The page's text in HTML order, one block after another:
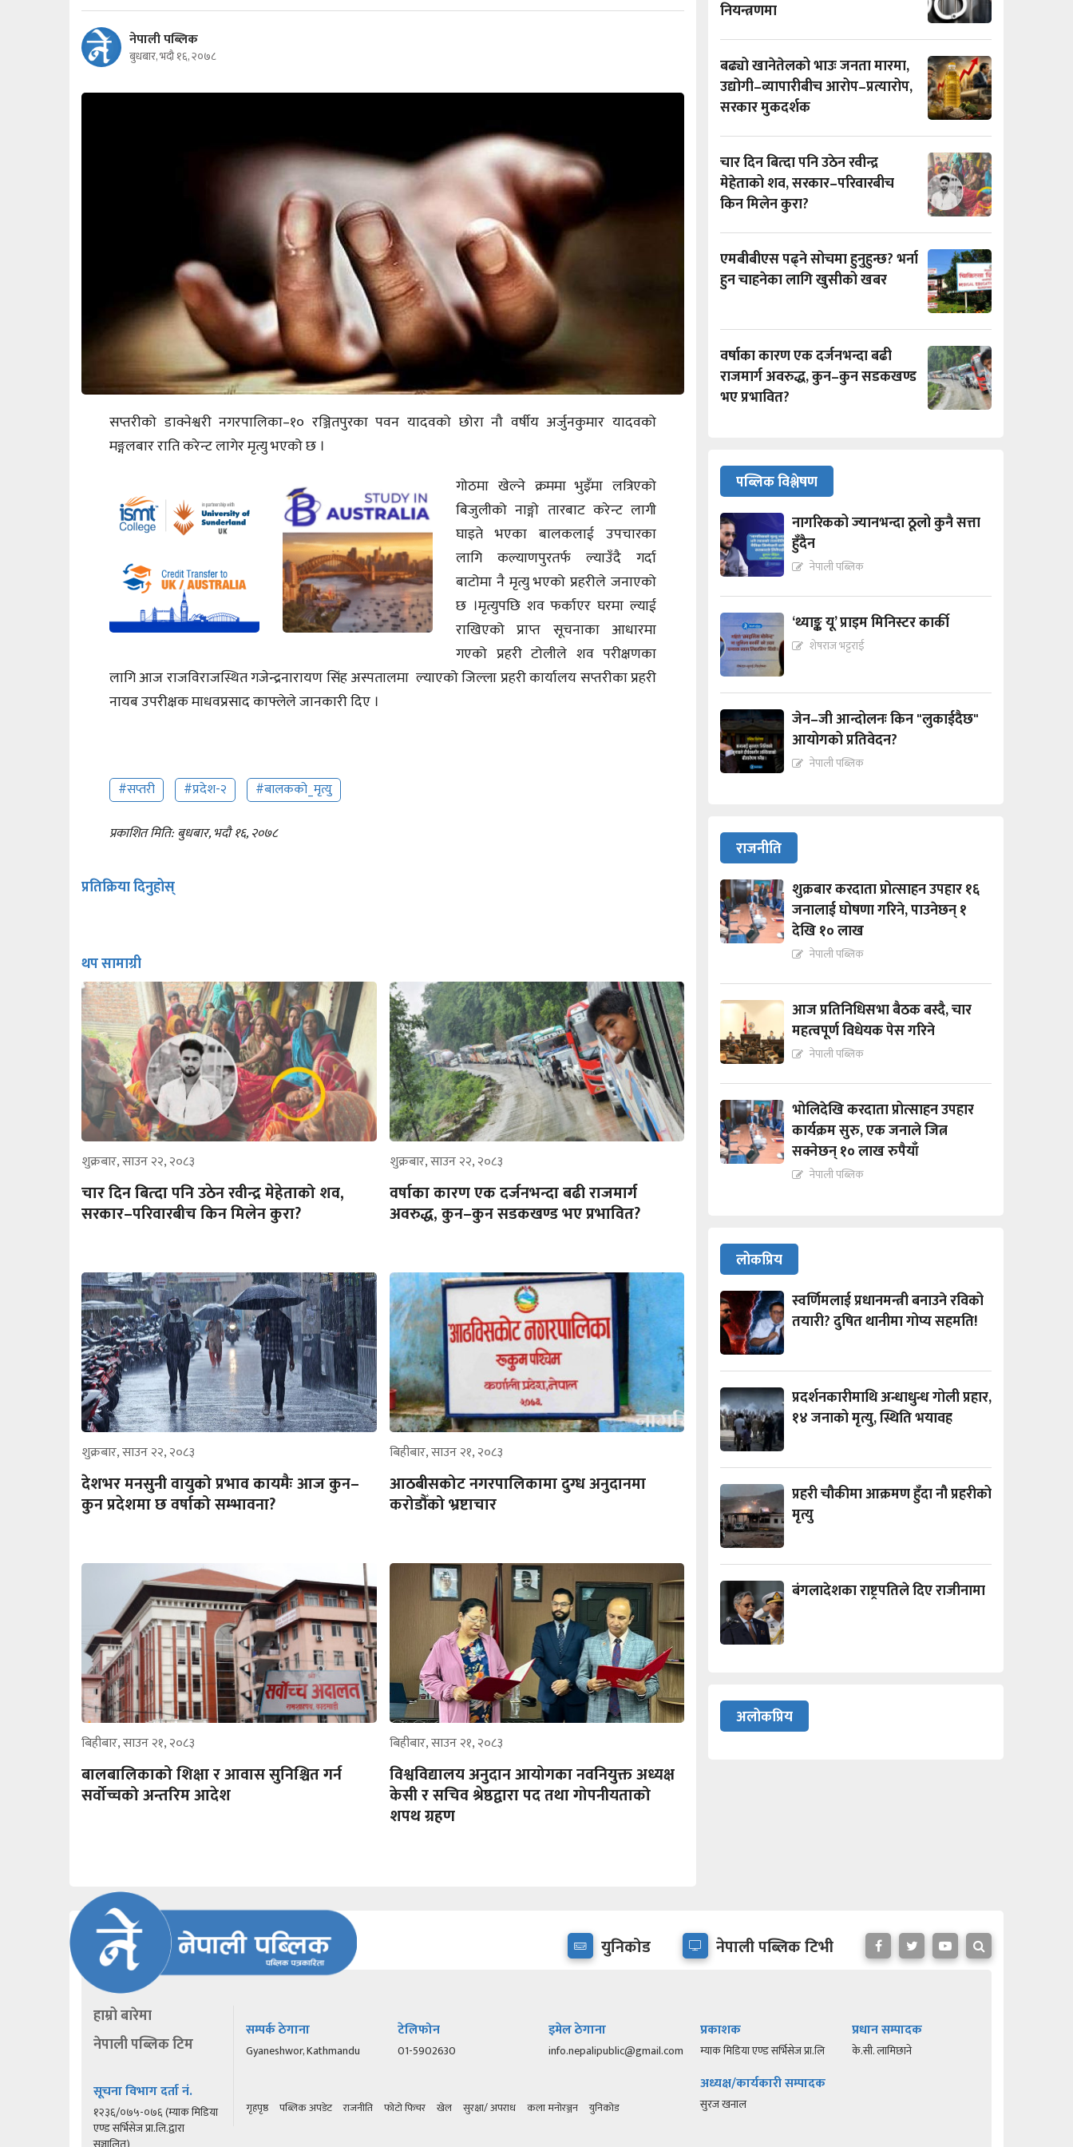
नेपाली पब्लिक
बुधबार, भदौ १६, २०७८
सप्तरीको डाक्नेश्वरी नगरपालिका–१० रञ्जितपुरका पवन यादवको छोरा नौ वर्षीय अर्जुनकुमार यादवको
मङ्गलबार राति करेन्ट लागेर मृत्यु भएको छ ।
गोठमा खेल्ने क्रममा भुइँमा लत्रिएको
बिजुलीको नाङ्गो तारबाट करेन्ट लागी
घाइते भएका बालकलाई उपचारका
लागि कल्याणपुरतर्फ ल्याउँदै गर्दा
बाटोमा नै मृत्यु भएको प्रहरीले जनाएको
छ ।मृत्युपछि शव फर्काएर घरमा ल्याई
राखिएको प्राप्त सूचनाका आधारमा
गएको प्रहरी टोलीले शव परीक्षणका
लागि आज राजविराजस्थित गजेन्द्रनारायण सिंह अस्पतालमा ल्याएको जिल्ला प्रहरी कार्यालय सप्तरीका प्रहरी
नायब उपरीक्षक माधवप्रसाद काफ्लेले जानकारी दिए ।
#सप्तरी #प्रदेश-२ #बालकको_मृत्यु
प्रकाशित मिति: बुधबार, भदौ १६, २०७८
प्रतिक्रिया दिनुहोस्
थप सामाग्री
शुक्रबार, साउन २२, २०८३
चार दिन बित्दा पनि उठेन रवीन्द्र मेहेताको शव,
सरकार–परिवारबीच किन मिलेन कुरा?
शुक्रबार, साउन २२, २०८३
वर्षाका कारण एक दर्जनभन्दा बढी राजमार्ग
अवरुद्ध, कुन–कुन सडकखण्ड भए प्रभावित?
शुक्रबार, साउन २२, २०८३
देशभर मनसुनी वायुको प्रभाव कायमैः आज कुन–
कुन प्रदेशमा छ वर्षाको सम्भावना?
बिहीबार, साउन २१, २०८३
आठबीसकोट नगरपालिकामा दुग्ध अनुदानमा
करोडौँको भ्रष्टाचार
बिहीबार, साउन २१, २०८३
बालबालिकाको शिक्षा र आवास सुनिश्चित गर्न
सर्वोच्चको अन्तरिम आदेश
बिहीबार, साउन २१, २०८३
विश्वविद्यालय अनुदान आयोगका नवनियुक्त अध्यक्ष
केसी र सचिव श्रेष्ठद्वारा पद तथा गोपनीयताको
शपथ ग्रहण
नियन्त्रणमा
बढ्यो खानेतेलको भाउः जनता मारमा,
उद्योगी–व्यापारीबीच आरोप–प्रत्यारोप,
सरकार मुकदर्शक
चार दिन बित्दा पनि उठेन रवीन्द्र
मेहेताको शव, सरकार–परिवारबीच
किन मिलेन कुरा?
एमबीबीएस पढ्ने सोचमा हुनुहुन्छ? भर्ना
हुन चाहनेका लागि खुसीको खबर
वर्षाका कारण एक दर्जनभन्दा बढी
राजमार्ग अवरुद्ध, कुन–कुन सडकखण्ड
भए प्रभावित?
पब्लिक विश्लेषण
नागरिकको ज्यानभन्दा ठूलो कुनै सत्ता
हुँदैन
नेपाली पब्लिक
‘थ्याङ्क यू’ प्राइम मिनिस्टर कार्की
शेषराज भट्टराई
जेन–जी आन्दोलनः किन "लुकाईदैछ"
आयोगको प्रतिवेदन?
नेपाली पब्लिक
राजनीति
शुक्रबार करदाता प्रोत्साहन उपहार १६
जनालाई घोषणा गरिने, पाउनेछन् १
देखि १० लाख
नेपाली पब्लिक
आज प्रतिनिधिसभा बैठक बस्दै, चार
महत्वपूर्ण विधेयक पेस गरिने
नेपाली पब्लिक
भोलिदेखि करदाता प्रोत्साहन उपहार
कार्यक्रम सुरु, एक जनाले जित्न
सक्नेछन् १० लाख रुपैयाँ
नेपाली पब्लिक
लोकप्रिय
स्वर्णिमलाई प्रधानमन्त्री बनाउने रविको
तयारी? दुषित थानीमा गोप्य सहमति!
प्रदर्शनकारीमाथि अन्धाधुन्ध गोली प्रहार,
१४ जनाको मृत्यु, स्थिति भयावह
प्रहरी चौकीमा आक्रमण हुँदा नौ प्रहरीको
मृत्यु
बंगलादेशका राष्ट्रपतिले दिए राजीनामा
अलोकप्रिय
युनिकोड नेपाली पब्लिक टिभी
हाम्रो बारेमा
नेपाली पब्लिक टिम
सूचना विभाग दर्ता नं.
१२३६/०७५-०७६ (म्याक मिडिया
एण्ड सर्भिसेज प्रा.लि.द्वारा
सम्पर्क ठेगाना
Gyaneshwor, Kathmandu
टेलिफोन
01-5902630
इमेल ठेगाना
info.nepalipublic@gmail.com
गृहपृष्ठ पब्लिक अपडेट राजनीति फोटो फिचर खेल सुरक्षा/ अपराध कला मनोरञ्जन युनिकोड
प्रकाशक
म्याक मिडिया एण्ड सर्भिसेज प्रा.लि
अध्यक्ष/कार्यकारी सम्पादक
सुरज खनाल
प्रधान सम्पादक
के.सी. लामिछाने